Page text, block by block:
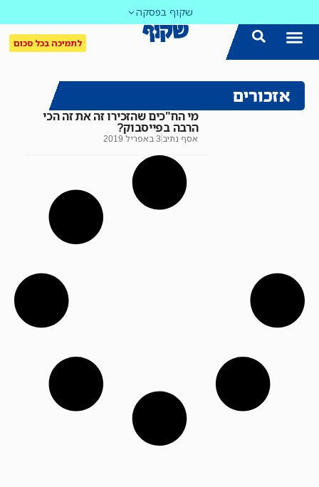
שקוף בפסקה
לתמיכה בכל סכום
אזכורים
מי הח"כים שהזכירו זה את זה הכי
הרבה בפייסבוק?
אסף נתיב 3 באפריל 2019